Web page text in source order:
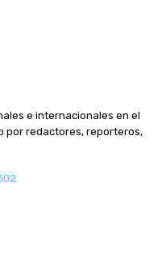
e internacionales en el
por redactores, reporteros,